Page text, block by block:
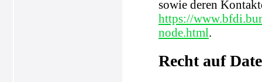
sowie deren
https://
node.html.
Recht auf